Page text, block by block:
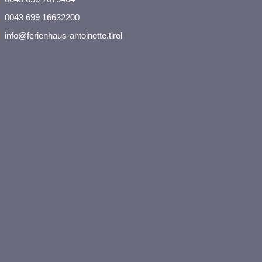
0043 699 16632200
info@ferienhaus-antoinette.tirol